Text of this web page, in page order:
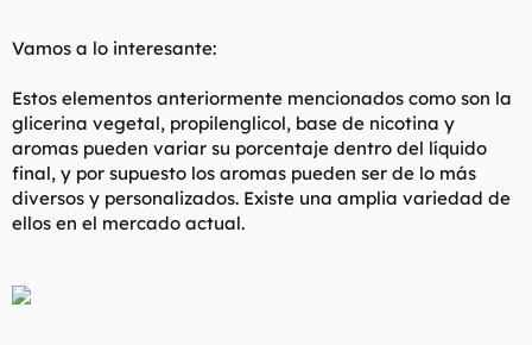
Vamos a lo interesante:
Estos elementos anteriormente mencionados como son la
glicerina vegetal, propilenglicol, base de nicotina y
aromas pueden variar su porcentaje dentro del líquido
final, y por supuesto los aromas pueden ser de lo más
diversos y personalizados. Existe una amplia variedad de
ellos en el mercado actual.